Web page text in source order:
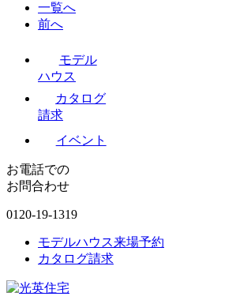
一覧へ
前へ
モデル
ハウス
カタログ
請求
イベント
お電話での
お問合わせ
0120-19-1319
モデルハウス来場予約
カタログ請求